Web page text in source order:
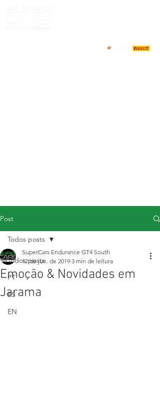
Post
Todos posts
PT
ES
EN
Todos posts
Emoção & Novidades em
Jarama
SuperCars Endurance GT4 South
12 de jun. de 2019 3 min de leitura